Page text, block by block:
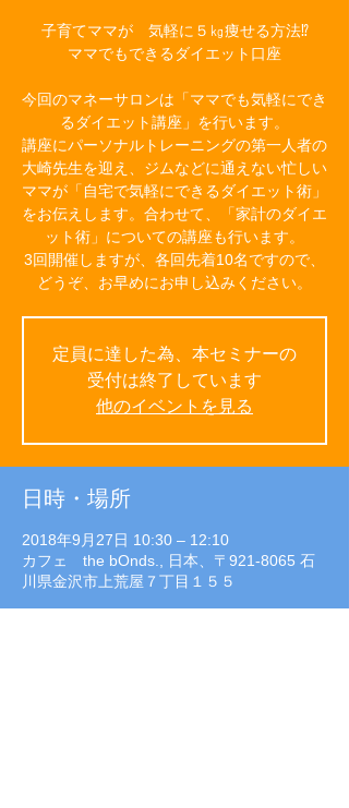
子育てママが 気軽に５㎏痩せる方法⁉
ママでもできるダイエット口座
今回のマネーサロンは「ママでも気軽にでき
るダイエット講座」を行います。
講座にパーソナルトレーニングの第一人者の
大崎先生を迎え、ジムなどに通えない忙しい
ママが「自宅で気軽にできるダイエット術」
をお伝えします。合わせて、「家計のダイエ
ット術」についての講座も行います。
3回開催しますが、各回先着10名ですので、
どうぞ、お早めにお申し込みください。
定員に達した為、本セミナーの
受付は終了しています
他のイベントを見る
日時・場所
2018年9月27日 10:30 – 12:10
カフェ the bOnds., 日本、〒921-8065 石
川県金沢市上荒屋７丁目１５５